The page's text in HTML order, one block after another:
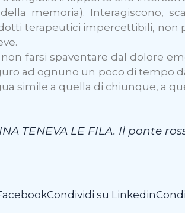
memoria). Interagiscono,
terapeutici impercettibili, non
non farsi spaventare dal dolore
ad ognuno un poco di tempo
simile a quella di chiunque, a
TENEVA LE FILA. Il ponte
Condividi su Linkedin